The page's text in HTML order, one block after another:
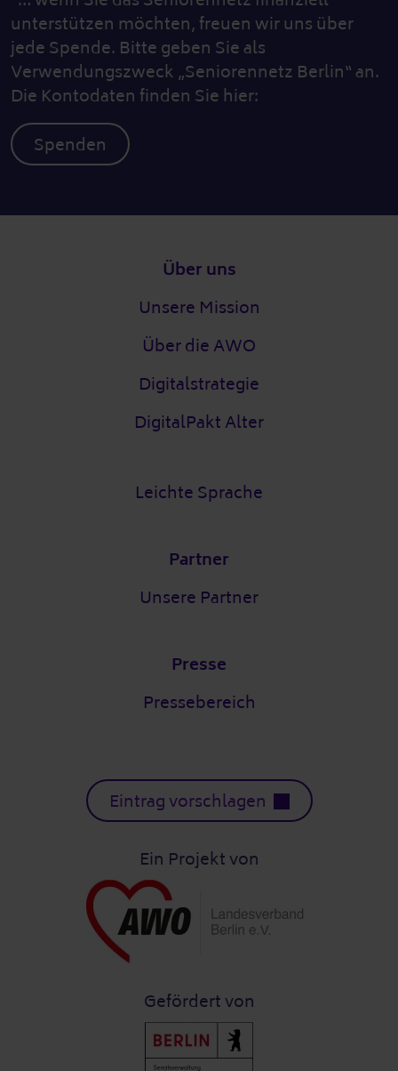
unterstützen möchten, freuen wir uns über
jede Spende. Bitte geben Sie als
Verwendungszweck „Seniorennetz Berlin“ an.
Die Kontodaten finden Sie hier:
Spenden
Über uns
Unsere Mission
Über die AWO
Digitalstrategie
DigitalPakt Alter
Leichte Sprache
Partner
Unsere Partner
Presse
Pressebereich
Eintrag vorschlagen
Ein Projekt von
Gefördert von